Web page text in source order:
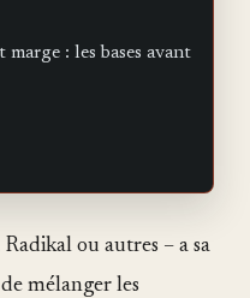
: les bases avant
ou autres – a sa
mélanger les